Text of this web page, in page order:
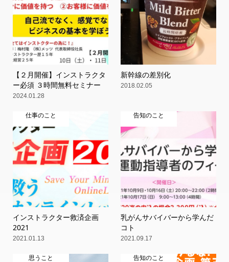
【２月開催】インストラクタ
ー必須 ３時間無料セミナー
2024.01.28
新幹線の差別化
2018.02.05
仕事のこと
インストラクター救済企画
2021
2021.01.13
告知のこと
乳がんサバイバーから学んだ
コト
2021.09.17
思うこと 告知のこと